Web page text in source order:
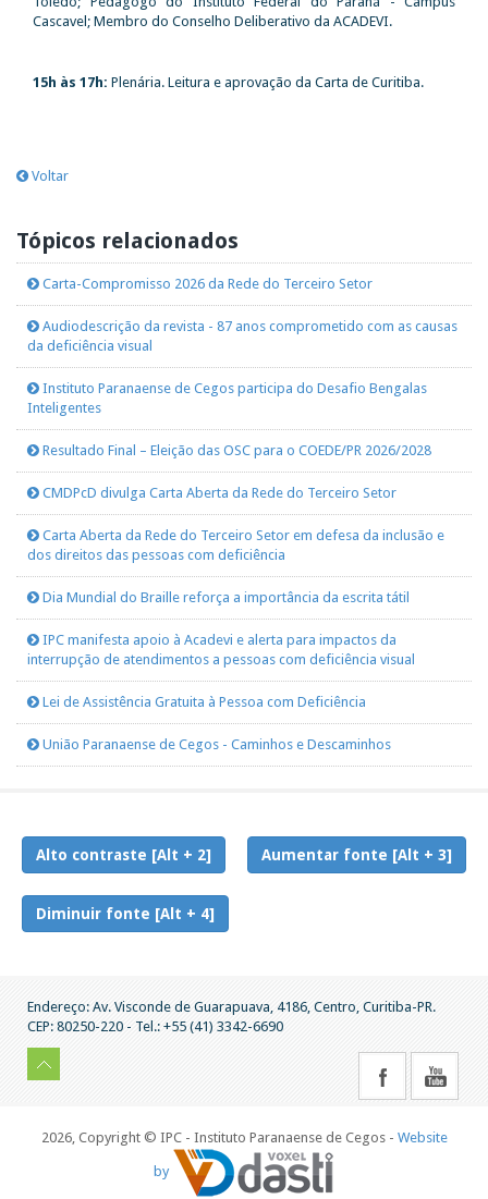
Cascavel; Membro do Conselho Deliberativo da ACADEVI.
15h às 17h: Plenária. Leitura e aprovação da Carta de Curitiba.
Voltar
Tópicos relacionados
Carta-Compromisso 2026 da Rede do Terceiro Setor
Audiodescrição da revista - 87 anos comprometido com as causas
da deficiência visual
Instituto Paranaense de Cegos participa do Desafio Bengalas
Inteligentes
Resultado Final – Eleição das OSC para o COEDE/PR 2026/2028
CMDPcD divulga Carta Aberta da Rede do Terceiro Setor
Carta Aberta da Rede do Terceiro Setor em defesa da inclusão e
dos direitos das pessoas com deficiência
Dia Mundial do Braille reforça a importância da escrita tátil
IPC manifesta apoio à Acadevi e alerta para impactos da
interrupção de atendimentos a pessoas com deficiência visual
Lei de Assistência Gratuita à Pessoa com Deficiência
União Paranaense de Cegos - Caminhos e Descaminhos
Alto contraste [Alt + 2] Aumentar fonte [Alt + 3]
Diminuir fonte [Alt + 4]
Endereço: Av. Visconde de Guarapuava, 4186, Centro, Curitiba-PR.
CEP: 80250-220 - Tel.: +55 (41) 3342-6690
2026, Copyright © IPC - Instituto Paranaense de Cegos - Website
by